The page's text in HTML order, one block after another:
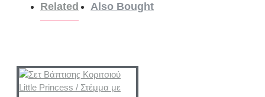
Related Also Bought